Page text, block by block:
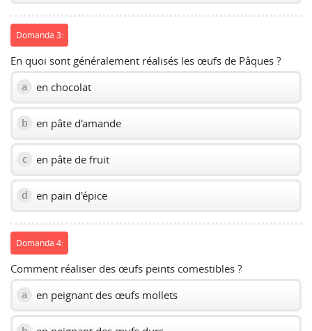
Domanda 3:
En quoi sont généralement réalisés les œufs de Pâques ?
a en chocolat
b en pâte d'amande
c en pâte de fruit
d en pain d'épice
Domanda 4:
Comment réaliser des œufs peints comestibles ?
a en peignant des œufs mollets